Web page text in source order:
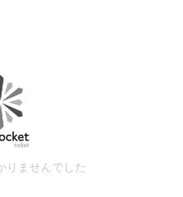
りませんでした